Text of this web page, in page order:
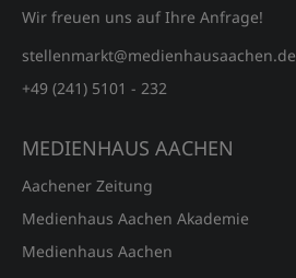
Wir freuen uns auf Ihre Anfrage!
stellenmarkt@medienhausaachen.de
+49 (241) 5101 - 232
MEDIENHAUS AACHEN
Aachener Zeitung
Medienhaus Aachen Akademie
Medienhaus Aachen